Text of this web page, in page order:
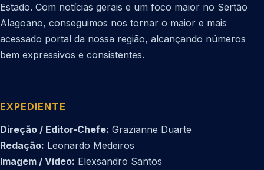
Estado. Com notícias gerais e um foco maior no Sertão
Alagoano, conseguimos nos tornar o maior e mais
acessado portal da nossa região, alcançando números
bem expressivos e consistentes.
EXPEDIENTE
Direção / Editor-Chefe: Grazianne Duarte
Redação: Leonardo Medeiros
Imagem / Vídeo: Elexsandro Santos